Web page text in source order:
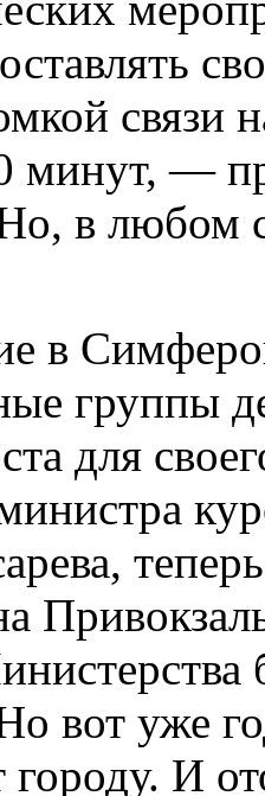
связи
минут, —
в любом
в
группы
для
вот уже
городу. И